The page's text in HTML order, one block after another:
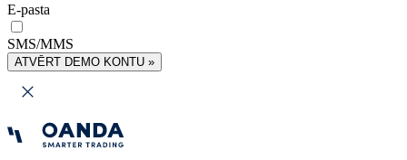
E-pasta
SMS/MMS
ATVĒRT DEMO KONTU »